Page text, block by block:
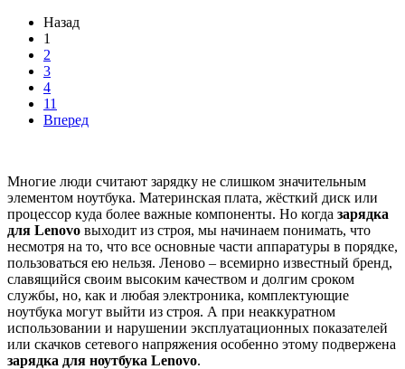
Назад
1
2
3
4
11
Вперед
Многие люди считают зарядку не слишком значительным
элементом ноутбука. Материнская плата, жёсткий диск или
процессор куда более важные компоненты. Но когда зарядка
для Lenovo выходит из строя, мы начинаем понимать, что
несмотря на то, что все основные части аппаратуры в порядке,
пользоваться ею нельзя. Леново – всемирно известный бренд,
славящийся своим высоким качеством и долгим сроком
службы, но, как и любая электроника, комплектующие
ноутбука могут выйти из строя. А при неаккуратном
использовании и нарушении эксплуатационных показателей
или скачков сетевого напряжения особенно этому подвержена
зарядка для ноутбука Lenovo.